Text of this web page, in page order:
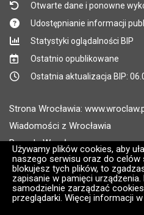
Używamy plików cookies, aby
naszego serwisu oraz do celów
blokujesz tych plików, to
zapisanie w pamięci
samodzielnie zarządzać
przeglądarki. Więcej informacji
Otwarte dane i ponowne
Udostępnianie informacji
Statystyki oglądalności BIP
Ostatnio opublikowane
Ostatnia aktualizacja BIP:
Strona Wrocławia:
Wiadomości z Wrocławia
Pogoda Wrocław
Rozkłady jazdy MPK Wrocław
Administratorem wroclaw.pl jest:
Wersja systemu: 2.8.30.09